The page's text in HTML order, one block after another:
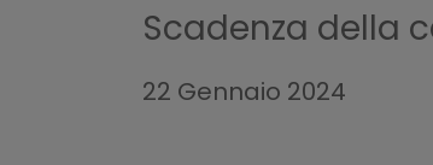
Ottimizzazione
Scadenza della
22 Gennaio 2024